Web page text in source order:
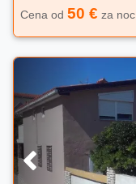
Cena od 50 € za noc